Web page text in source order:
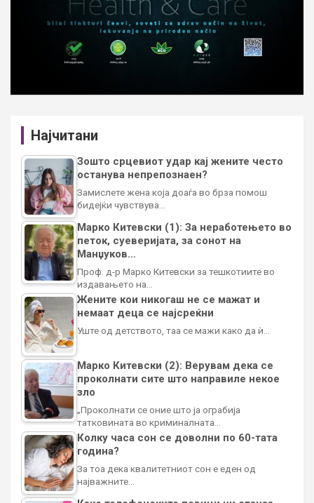
Најчитани
Зошто срцевиот удар кај жените често
останува непрепознаен?
Замислете жена која доаѓа во брза помош
бидејќи чувствува…
Марко Китевски (1): За неработењето во
петок, суеверијата, за сонот на
Манџуков…
Проф. д-р Марко Китевски за тешкотиите во
издавањето на…
Жените кои никогаш не се мажат и
немаат деца се најсреќни
Уште од детството, таа се мажи како да ѝ…
Марко Китевски (2): Верувам дека се
проколнати сите што направиле некое
зло
„Проколнати се оние што ја ограбија
татковината во криминалната…
Колку часа сон се доволни по 60-тата
година?
За тоа дека квалитетниот сон е еден од
најважните…